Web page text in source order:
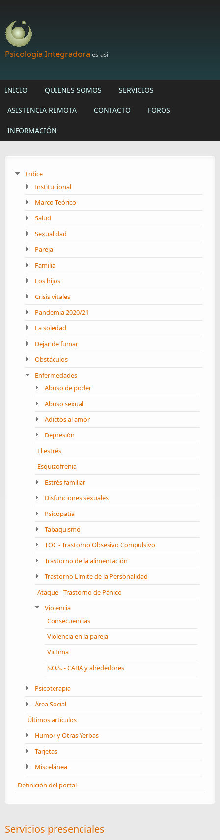
Psicología Integradora es-asi
INICIO QUIENES SOMOS SERVICIOS
ASISTENCIA REMOTA CONTACTO FOROS
INFORMACIÓN
Indice
Institucional
Marco Teórico
Salud
Sexualidad
Pareja
Familia
Los hijos
Crisis vitales
Pandemia 2020/21
La soledad
Dejar de fumar
Obstáculos
Enfermedades
Abuso de poder
Abuso sexual
Adictos al amor
Depresión
El estrés
Esquizofrenia
Estrés familiar
Disfunciones sexuales
Psicopatía
Tabaquismo
TOC - Trastorno Obsesivo Compulsivo
Trastorno de la alimentación
Trastorno Límite de la Personalidad
Ataque - Trastorno de Pánico
Violencia
Consecuencias
Violencia en la pareja
Víctima
S.O.S. - CABA y alrededores
Psicoterapia
Área Social
Últimos artículos
Humor y Otras Yerbas
Tarjetas
Miscelánea
Definición del portal
Servicios presenciales